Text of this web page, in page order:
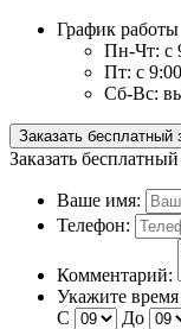
График работы
Пн-Чт: с
Пт: с
Сб-Вс:
Заказать бесплатный
Заказать
Ваше имя:
Телефон:
Комментарий:
Укажите время
С
До